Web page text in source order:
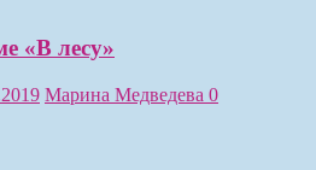
«В лесу»
Марина Медведева 0